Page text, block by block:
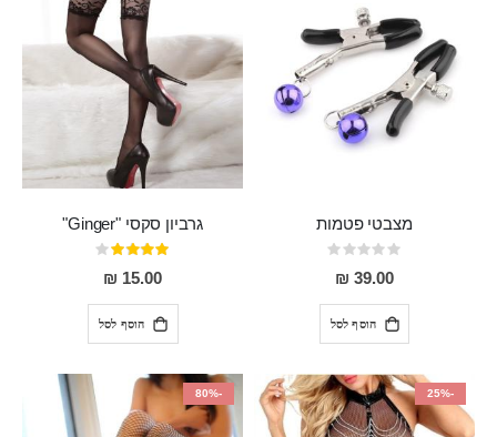
מצבטי פטמות
Rating:
0%
39.00 ₪
הוסף לסל
גרביון סקסי "Ginger"
דירוג:
80%
15.00 ₪
הוסף לסל
-25%
-80%